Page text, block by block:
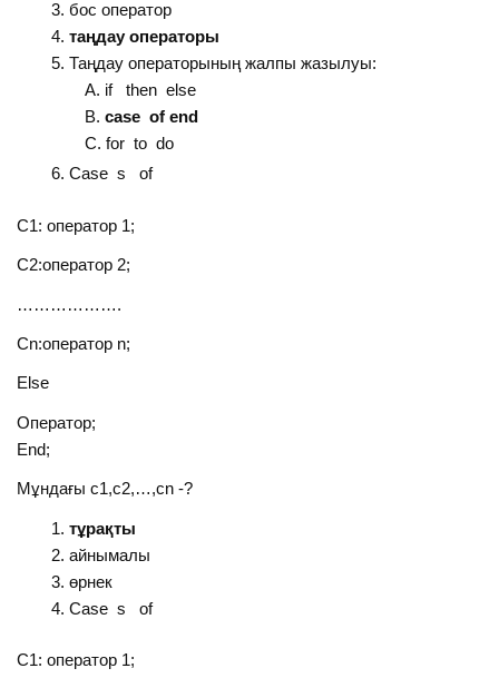
бос оператор
таңдау операторы
Таңдау операторының жалпы жазылуы:
if then else
case of end
for to do
Case s of
C1: оператор 1;
C2:оператор 2;
……………….
Cn:оператор n;
Else
Оператор;
End;
Мұндағы c1,c2,…,cn -?
тұрақты
айнымалы
өрнек
Case s of
C1: оператор 1;